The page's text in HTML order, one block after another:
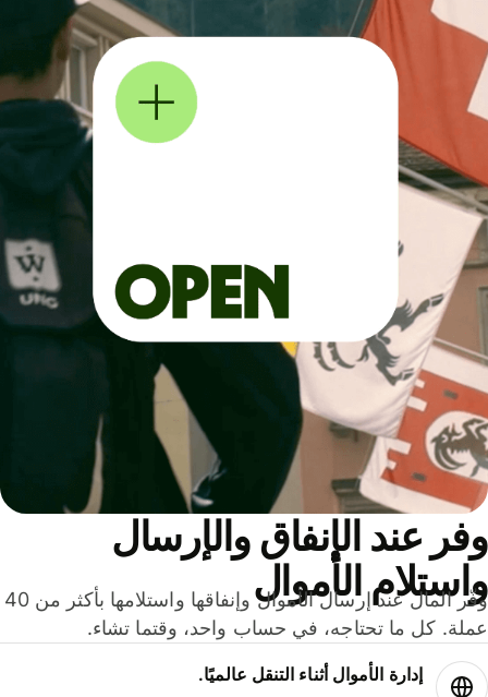
عند الإنفاق والإرسال
الأموال
وفّر المال عند إرسال الأموال وإنفاقها واستلامها بأكثر من 40
كل ما تحتاجه، في حساب واحد، وقتما تشاء.
إدارة الأموال أثناء التنقل عالميًا.